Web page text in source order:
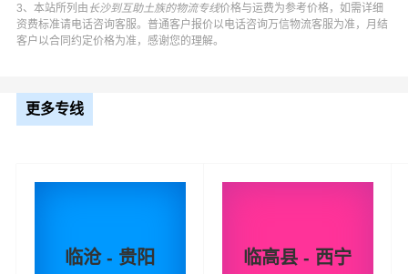
万信在芙蓉区,天心区,岳麓区,开福区,雨花区,望城区,长沙县,
物流，并提供上门取货，送货到门，货物打包，门到门运
3、本站所列由 长沙到互助土族的物流专线价格与运费为参考价格，如需详细
资费标准请电话咨询客服。普通客户报价以电话咨询万信物流客服为准，月结
客户以合同约定价格为准，感谢您的理解。
更多专线
临沧 - 贵阳 临高县 - 西宁